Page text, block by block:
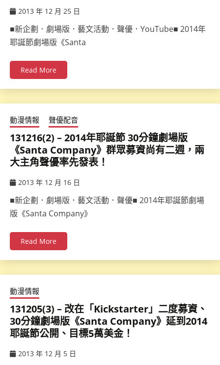
2013 年 12 月 25 日
■新企劃．劇場版．藝文活動．聲優．YouTube■ 2014年
耶誕節劇場版《Santa
Read More
動漫情報 聲優配音
131216(2) – 2014年耶誕節 30分鐘劇場版
《Santa Company》群眾募資尚有二週，兩
大主角聲優率先發表！
2013 年 12 月 16 日
■新企劃．劇場版．藝文活動．聲優■ 2014年耶誕節劇場
版《Santa Company》
Read More
動漫情報
131205(3) – 改在「Kickstarter」二度募資、
30分鐘劇場版《Santa Company》延到2014
耶誕節公開、目標5萬美金！
2013 年 12 月 5 日